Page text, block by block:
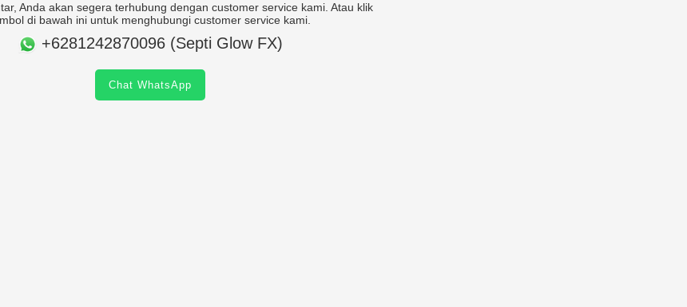
Anda akan segera terhubung dengan customer service kami. Atau klik
di bawah ini untuk menghubungi customer service kami.
+6281242870096 (Septi Glow FX)
Chat WhatsApp